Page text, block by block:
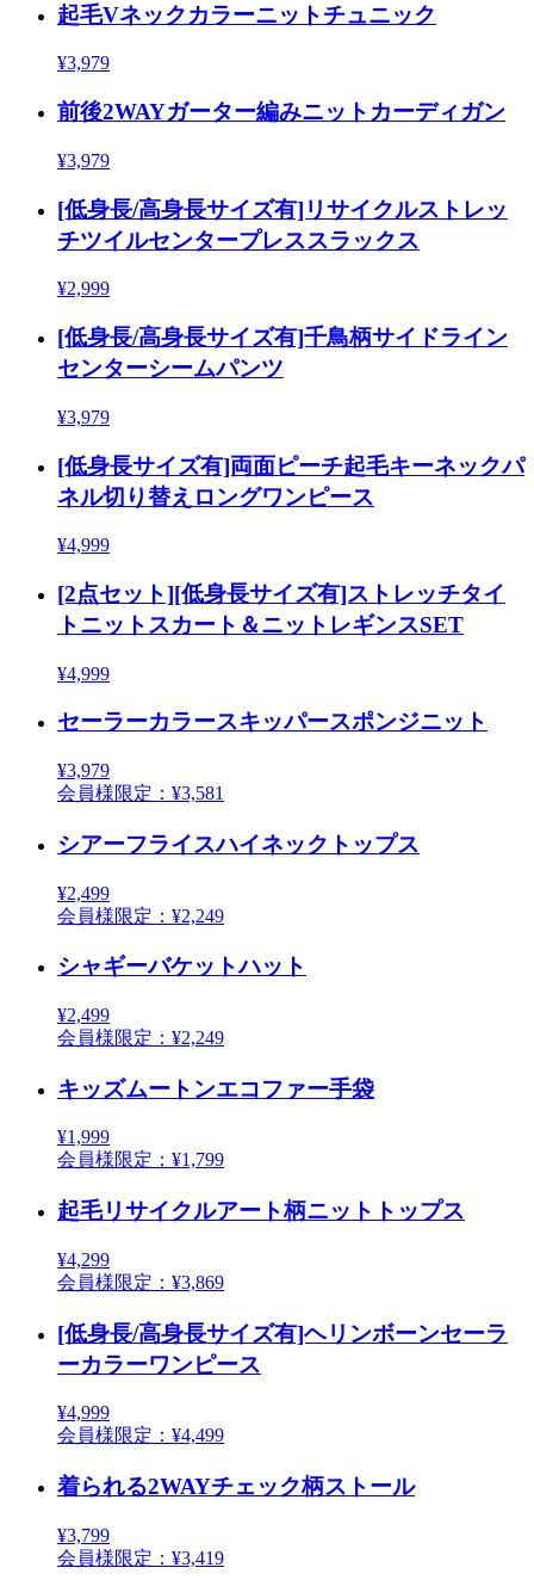
起毛Vネックカラーニットチュニック
¥3,979
前後2WAYガーター編みニットカーディガン
¥3,979
[低身長/高身長サイズ有]リサイクルストレッ
チツイルセンタープレススラックス
¥2,999
[低身長/高身長サイズ有]千鳥柄サイドライン
センターシームパンツ
¥3,979
[低身長サイズ有]両面ピーチ起毛キーネックパ
ネル切り替えロングワンピース
¥4,999
[2点セット][低身長サイズ有]ストレッチタイ
トニットスカート＆ニットレギンスSET
¥4,999
セーラーカラースキッパースポンジニット
¥3,979
会員様限定：¥3,581
シアーフライスハイネックトップス
¥2,499
会員様限定：¥2,249
シャギーバケットハット
¥2,499
会員様限定：¥2,249
キッズムートンエコファー手袋
¥1,999
会員様限定：¥1,799
起毛リサイクルアート柄ニットトップス
¥4,299
会員様限定：¥3,869
[低身長/高身長サイズ有]ヘリンボーンセーラ
ーカラーワンピース
¥4,999
会員様限定：¥4,499
着られる2WAYチェック柄ストール
¥3,799
会員様限定：¥3,419